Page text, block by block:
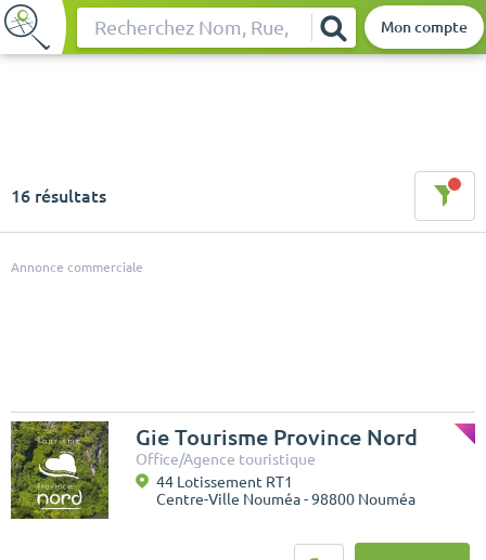
Rechercher Mon compte
16 résultats
Annonce commerciale
Gie Tourisme Province Nord
Office/Agence touristique
44 Lotissement RT1
Centre-Ville Nouméa - 98800 Nouméa